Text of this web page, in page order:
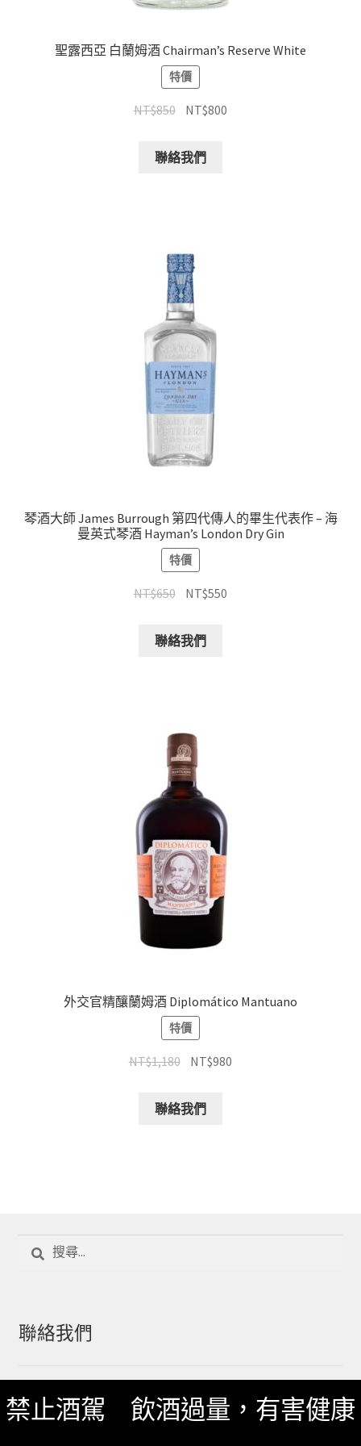
聖露西亞 白蘭姆酒 Chairman’s Reserve White
特價
NT$850 NT$800
聯絡我們
琴酒大師 James Burrough 第四代傳人的畢生代表作 – 海
曼英式琴酒 Hayman’s London Dry Gin
特價
NT$650 NT$550
聯絡我們
外交官精釀蘭姆酒 Diplomático Mantuano
特價
NT$1,180 NT$980
聯絡我們
字:
聯絡我們
一飲 Facebook
禁止酒駕 飲酒過量，有害健康